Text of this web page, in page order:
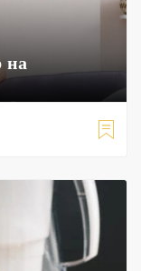
на
